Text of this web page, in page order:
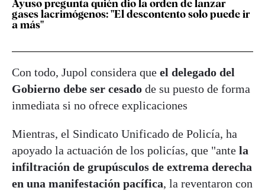
Ayuso pregunta quién dio la orden de lanzar
gases lacrimógenos: "El descontento solo puede ir
a más"
Con todo, Jupol considera que el delegado del
Gobierno debe ser cesado de su puesto de forma
inmediata si no ofrece explicaciones
Mientras, el Sindicato Unificado de Policía, ha
apoyado la actuación de los policías, que "ante la
infiltración de grupúsculos de extrema derecha
en una manifestación pacífica, la reventaron con